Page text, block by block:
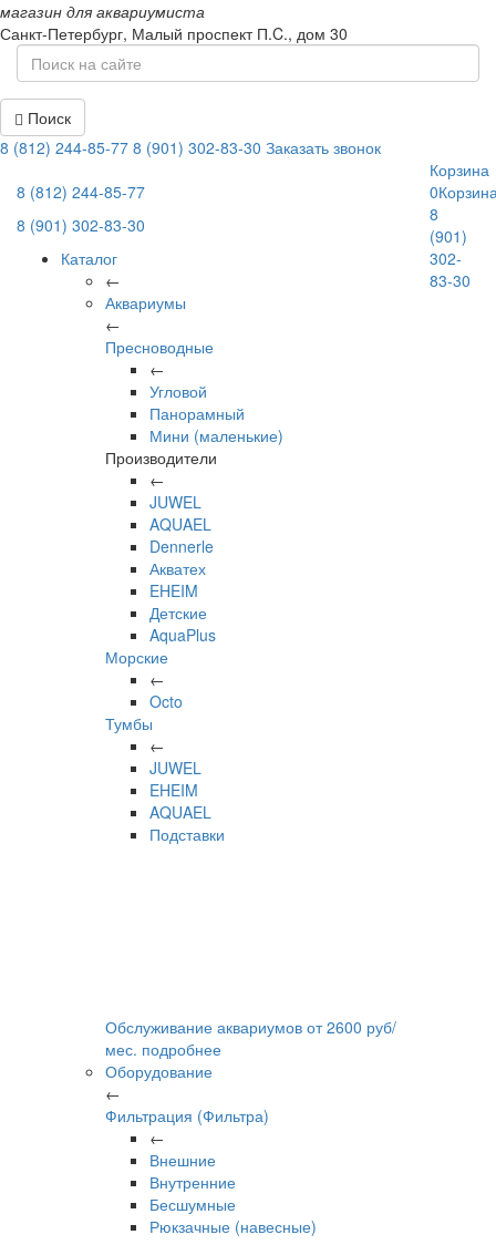
магазин для аквариумиста
Санкт-Петербург, Малый проспект П.C., дом 30
Поиск
8 (812) 244-85-77 8 (901) 302-83-30 Заказать звонок
8 (812) 244-85-77
8 (901) 302-83-30
Каталог
←
Аквариумы
←
Пресноводные
←
Угловой
Панорамный
Мини (маленькие)
Производители
←
JUWEL
AQUAEL
Dennerle
Акватех
EHEIM
Детские
AquaPlus
Морские
←
Octo
Тумбы
←
JUWEL
EHEIM
AQUAEL
Подставки
Обслуживание аквариумов от2600 руб/
мес. подробнее
Оборудование
←
Фильтрация (Фильтра)
←
Внешние
Внутренние
Бесшумные
Рюкзачные (навесные)
Корзина
0
8
(901)
302-
83-30